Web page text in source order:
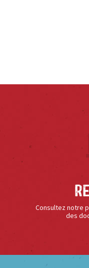
Consultez notre
des